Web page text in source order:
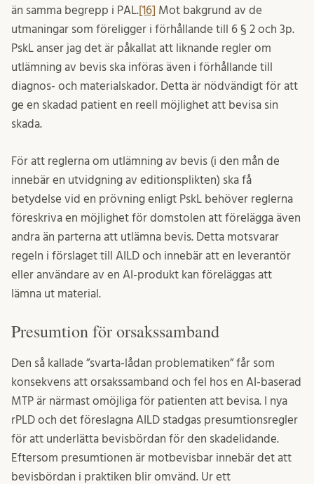
än samma begrepp i PAL.[16] Mot bakgrund av de
utmaningar som föreligger i förhållande till 6 § 2 och 3p.
PskL anser jag det är påkallat att liknande regler om
utlämning av bevis ska införas även i förhållande till
diagnos- och materialskador. Detta är nödvändigt för att
ge en skadad patient en reell möjlighet att bevisa sin
skada.
För att reglerna om utlämning av bevis (i den mån de
innebär en utvidgning av editionsplikten) ska få
betydelse vid en prövning enligt PskL behöver reglerna
föreskriva en möjlighet för domstolen att förelägga även
andra än parterna att utlämna bevis. Detta motsvarar
regeln i förslaget till AILD och innebär att en leverantör
eller användare av en AI-produkt kan föreläggas att
lämna ut material.
Presumtion för orsakssamband
Den så kallade ”svarta-lådan problematiken” får som
konsekvens att orsakssamband och fel hos en AI-baserad
MTP är närmast omöjliga för patienten att bevisa. I nya
rPLD och det föreslagna AILD stadgas presumtionsregler
för att underlätta bevisbördan för den skadelidande.
Eftersom presumtionen är motbevisbar innebär det att
bevisbördan i praktiken blir omvänd. Ur ett